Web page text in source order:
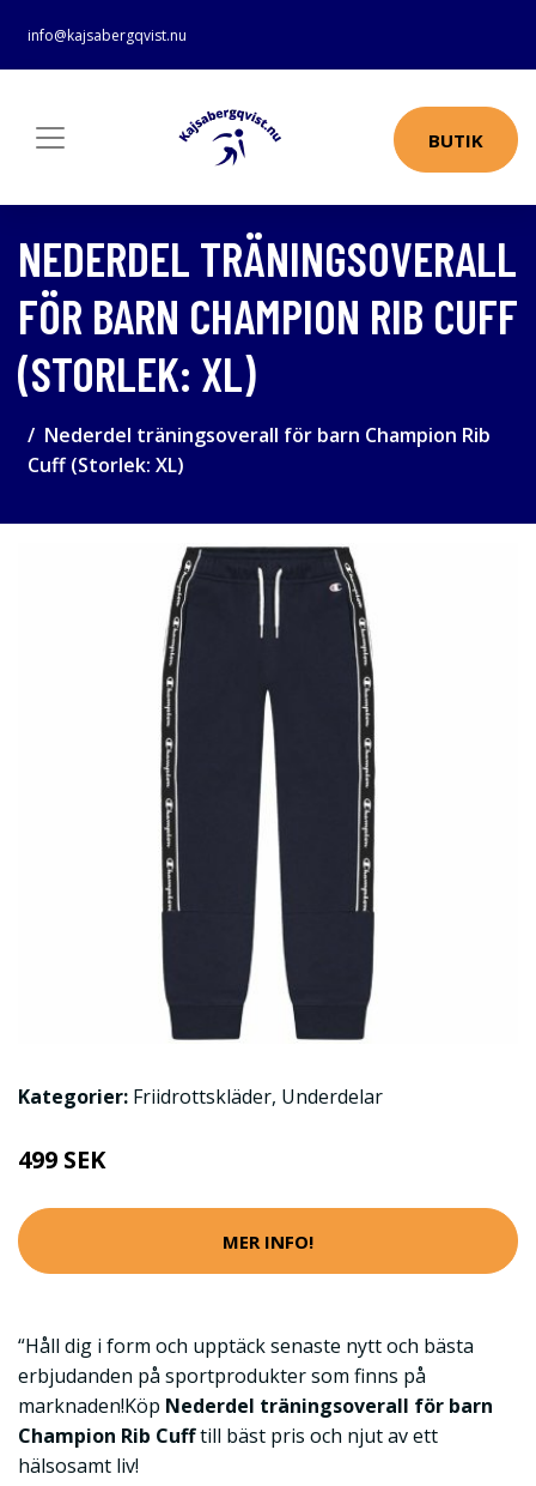
info@kajsabergqvist.nu
BUTIK
NEDERDEL TRÄNINGSOVERALL
FÖR BARN CHAMPION RIB CUFF
(STORLEK: XL)
Nederdel träningsoverall för barn Champion Rib
Cuff (Storlek: XL)
Kategorier: Friidrottskläder, Underdelar
499 SEK
MER INFO!
“Håll dig i form och upptäck senaste nytt och bästa
erbjudanden på sportprodukter som finns på
marknaden!Köp Nederdel träningsoverall för barn
Champion Rib Cufftill bäst pris och njut av ett
hälsosamt liv!